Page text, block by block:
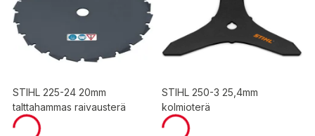
STIHL 225-24 20mm
talttahammas raivausterä
STIHL 250-3 25,4mm
kolmioterä